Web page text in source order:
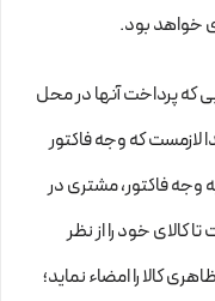
خواهد بود.
که پرداخت آنها در محل
لازمست که وجه فاکتور
فاکتور، مشتری در
خود را از نظر
کالا را امضاء نماید؛